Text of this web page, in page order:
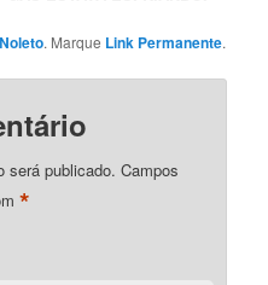
. Marque Link Permanente.
será publicado. Campos
*